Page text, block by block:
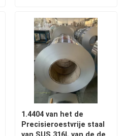
1.4404 van het de
Precisieroestvrije staal